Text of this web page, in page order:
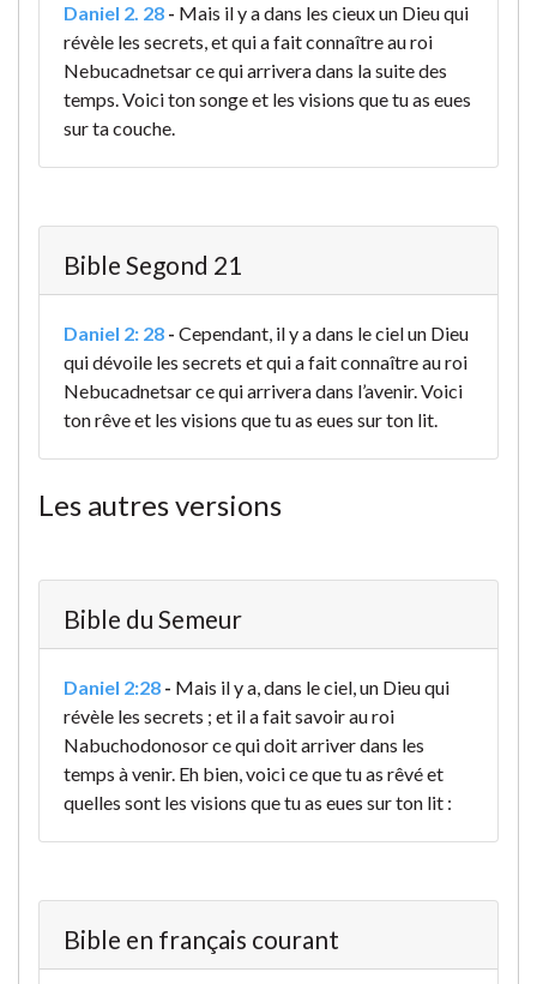
Daniel 2. 28 - Mais il y a dans les cieux un Dieu qui
révèle les secrets, et qui a fait connaître au roi
Nebucadnetsar ce qui arrivera dans la suite des
temps. Voici ton songe et les visions que tu as eues
sur ta couche.
Bible Segond 21
Daniel 2: 28 - Cependant, il y a dans le ciel un Dieu
qui dévoile les secrets et qui a fait connaître au roi
Nebucadnetsar ce qui arrivera dans l’avenir. Voici
ton rêve et les visions que tu as eues sur ton lit.
Les autres versions
Bible du Semeur
Daniel 2:28 - Mais il y a, dans le ciel, un Dieu qui
révèle les secrets ; et il a fait savoir au roi
Nabuchodonosor ce qui doit arriver dans les
temps à venir. Eh bien, voici ce que tu as rêvé et
quelles sont les visions que tu as eues sur ton lit :
Bible en français courant